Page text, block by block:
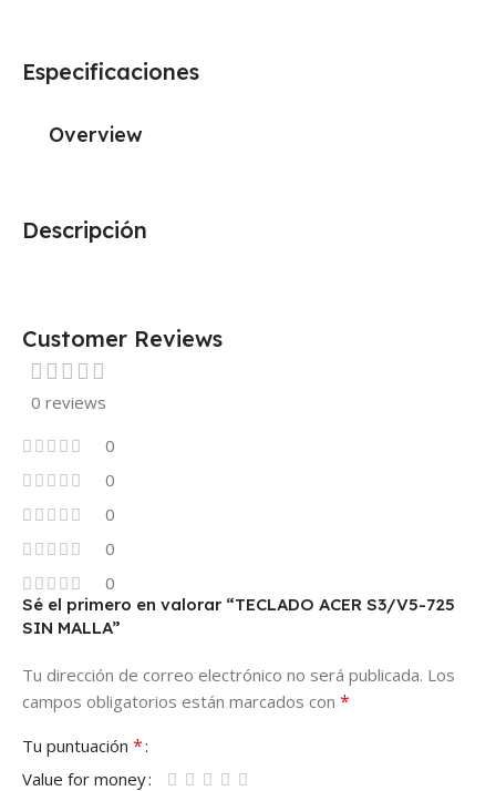
Descripción
Especificaciones
Overview
Customer Reviews
0 reviews
0
0
0
0
0
Sé el primero en valorar “TECLADO ACER S3/V5-725
SIN MALLA”
Tu dirección de correo electrónico no será publicada. Los
campos obligatorios están marcados con *
Tu puntuación *
Value for money